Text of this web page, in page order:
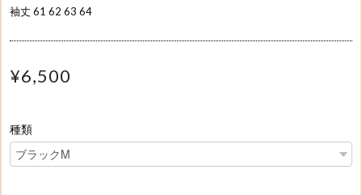
袖丈 61 62 63 64
¥6,500
種類